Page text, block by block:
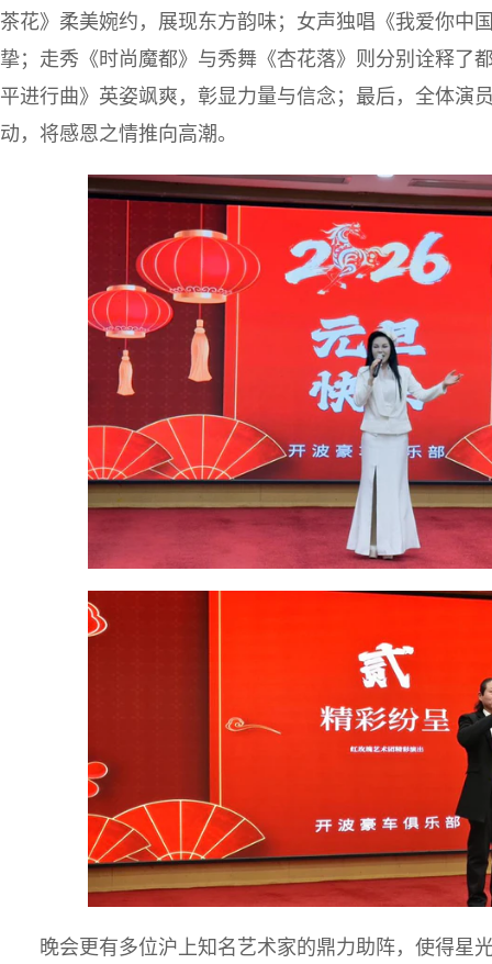
茶花》柔美婉约，展现东方韵味；女声独唱《我爱你中
挚；走秀《时尚魔都》与秀舞《杏花落》则分别诠释了
平进行曲》英姿飒爽，彰显力量与信念；最后，全体演
动，将感恩之情推向高潮。
晚会更有多位沪上知名艺术家的鼎力助阵，使得星